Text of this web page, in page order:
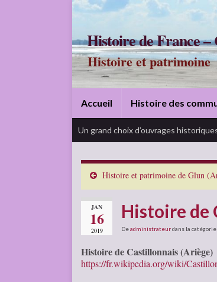
Histoire de France –
Histoire et patrimoine
Accueil Histoire des
Un grand choix d’ouvrages
Histoire et patrimoine de Glun
JAN
16
2019
Histoire de
Deadministrateurdans la catégorie
Histoire de Castillonnais (Ariège)
https://fr.wikipedia.org/wiki/